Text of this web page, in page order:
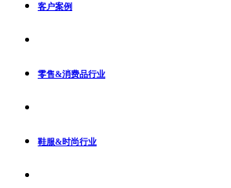
客户案例
零售&消费品行业
鞋服&时尚行业